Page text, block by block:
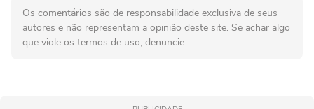
Os comentários são de responsabilidade exclusiva de seus
autores e não representam a opinião deste site. Se achar algo
que viole os termos de uso, denuncie.